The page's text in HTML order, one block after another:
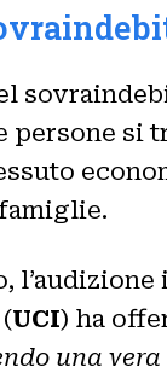
persone si
(UCI) ha
una